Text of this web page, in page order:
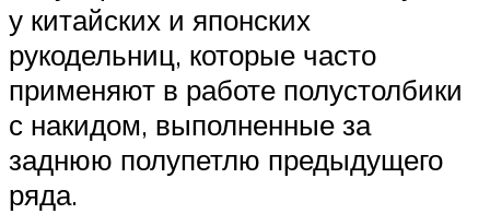
у китайских и японских
рукодельниц, которые часто
применяют в работе полустолбики
с накидом, выполненные за
заднюю полупетлю предыдущего
ряда.